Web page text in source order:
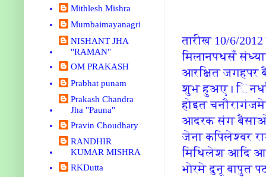
तारीख 10/6/
मि‍लानपथसँ संध्‍या
आरक्षि‍त जगहपर
शुभ हुअए।
होइत
आदरक संग
जेना कपि‍लेश्वर
मि‍थि‍लेश आदि‍
भोरमे दुनू बापुत
Mithlesh Mishra
Mumbaimayanagri
NISHANT JHA
"RAMAN"
OM PRAKASH
Prabhat punam
Prakash Chandra
Jha "Pauna"
Pravin Choudhary
RANDHIR
KUMAR MISHRA
RKDutta